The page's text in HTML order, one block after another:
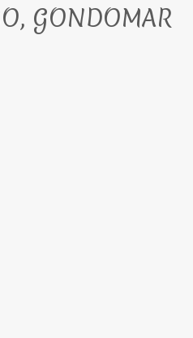
GONDOMAR